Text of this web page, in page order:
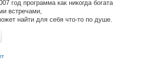
год программа как никогда богата
встречами,
найти для себя что-то по душе.